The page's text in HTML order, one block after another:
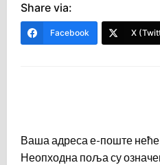
Share via:
Facebook X
Ваша адреса е-поште
Неопходна поља су